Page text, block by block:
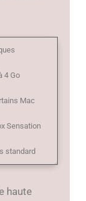
4 Go
Mac
Sensation
standard
haute